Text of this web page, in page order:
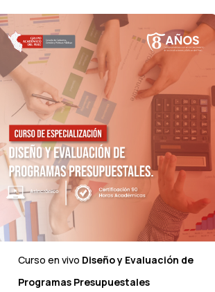
Curso en vivo Diseño y Evaluación de
Programas Presupuestales